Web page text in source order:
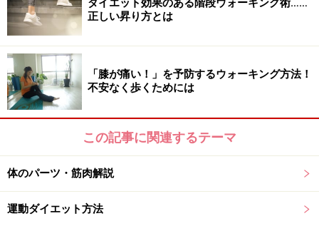
り踏み込みましょう。ゆっくり行ってください。
20分以上の運動で脂肪を燃焼！
水中ウォーキングの継続時間も、他の有酸素運
動と同様、脂肪燃焼の効率性の観点から、20分
を越えた連続する、休憩しない水中ウォーキン
グの時間を確保すべきだと思われます。プール
は1時間に10分の休憩など、プールごとに決めら
れた休憩時間がありますので、休憩時間がいつ
ダイエット効果のある階段ウォーキング術……
正しい昇り方とは
「膝が痛い！」を予防するウォーキング方法！
不安なく歩くためには
この記事に関連するテーマ
体のパーツ・筋肉解説
運動ダイエット方法